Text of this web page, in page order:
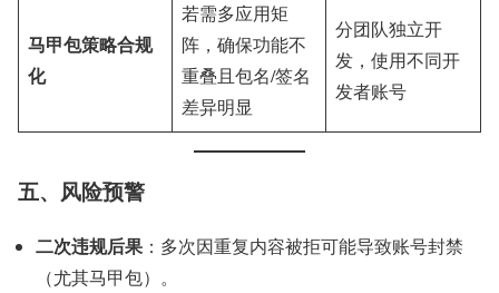
马甲包策略合规
化
若需多应用矩
阵，确保功能不
重叠且包名/签名
差异明显
分团队独立开
发，使用不同开
发者账号
五、风险预警
二次违规后果 ：多次因重复内容被拒可能导致账号封禁
（尤其马甲包）。